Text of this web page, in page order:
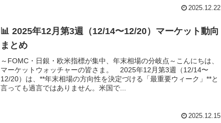
2025.12.22
📊 2025年12月第3週（12/14〜12/20）マーケット動向
まとめ
～FOMC・日銀・欧米指標が集中、年末相場の分岐点～こんにちは、
マーケットウォッチャーの皆さま。 2025年12月第3週（12/14〜
12/20）は、**年末相場の方向性を決定づける「最重要ウィーク」**と
言っても過言ではありません。米国で...
2025.12.15